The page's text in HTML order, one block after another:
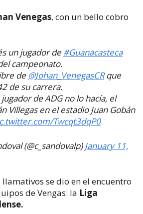
Venegas, con un bello cobro
un jugador de #Guanacasteca
campeonato.
de @Johan_VenegasCRque
de su carrera.
de ADG no lo hacía, el
Villegas en el estadio Juan Gobán
Twcqt3dqP0
(@c_sandovalp) January 11,
se dio en el encuentro
de Vengas: la Liga